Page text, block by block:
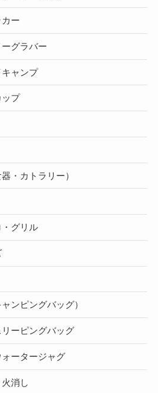
ー
グラバー
キャンプ
ップ
・カトラリー）
グリル
ンピングバッグ）
ーピングバッグ
ータージャグ
消し